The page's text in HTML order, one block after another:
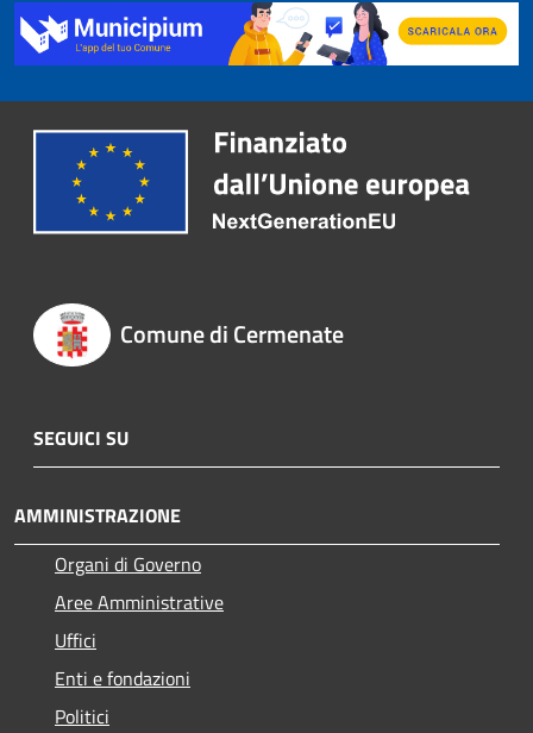
Comune di Cermenate
SEGUICI SU
AMMINISTRAZIONE
Organi di Governo
Aree Amministrative
Uffici
Enti e fondazioni
Politici